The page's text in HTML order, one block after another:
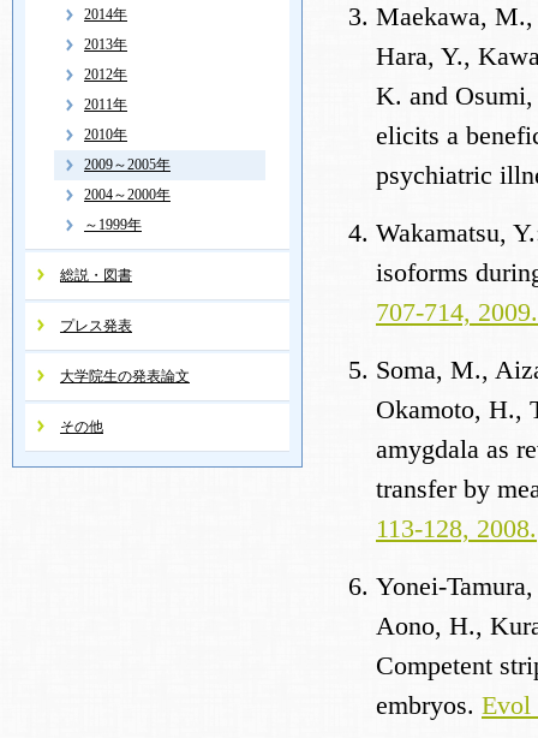
2014年
2013年
2012年
2011年
2010年
2009～2005年
2004～2000年
～1999年
総説・図書
プレス発表
大学院生の発表論文
その他
Maekawa,
Hara, Y.,
K. and
elicits a
psychiatric
Wakamatsu,
isoforms
707-714, 2009.
Soma, M.,
Okamoto, H.,
amygdala as
transfer by
113-128, 2008.
Yonei-
Aono, H.,
Competent
embryos. Evol